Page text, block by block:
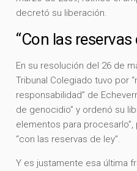
decretó su liberación.
“Con las reservas
En su resolución del 26 de
Tribunal Colegiado tuvo por
responsabilidad” de
de genocidio” y ordenó su
elementos para
“con las reservas de ley”.
Y es justamente esa última